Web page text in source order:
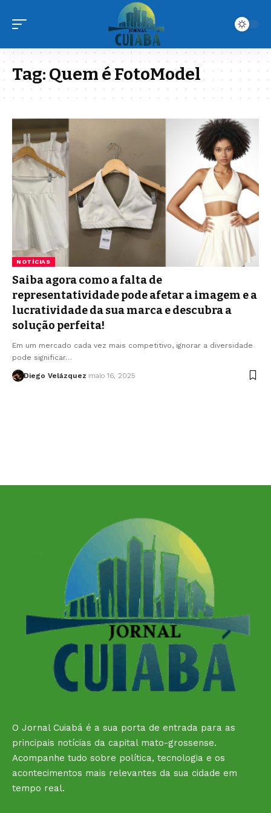
Tag:Quem é FotoModel
NOTÍCIAS
Saiba agora como a falta de
representatividade pode afetar a imagem e a
lucratividade da sua marca e descubra a
solução perfeita!
Em um mercado cada vez mais competitivo, ignorar a diversidade
pode significar…
Diego Velázquez maio 16, 2025
O Jornal Cuiabá é a sua porta de entrada para as
principais notícias da capital mato-grossense.
Acompanhe tudo sobre política, tecnologia e os
acontecimentos mais relevantes da sua cidade em
tempo real.